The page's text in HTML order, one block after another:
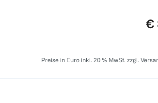
€
Preise in Euro inkl. 20 % MwSt. zzgl.